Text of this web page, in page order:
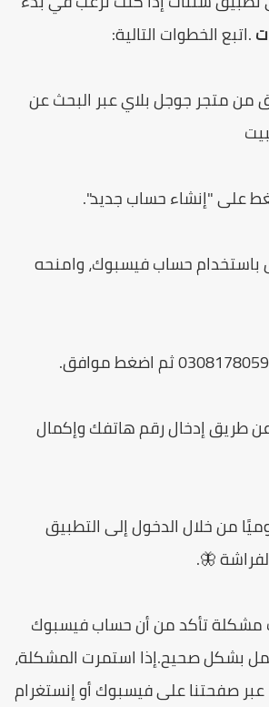
الخطوات التالية:
متجر جوجل بلاي عبر البحث عن
حساب فيسبوك، وامنحه
طريق إدخال رقم هاتفك وإكمال
من خلال الدخول إلى التطبيق
🦋.
تأكد من أن حساب فيسبوك
صحيح.إذا استمرت المشكلة،
صفحتنا على فيسبوك أو إنستغرام